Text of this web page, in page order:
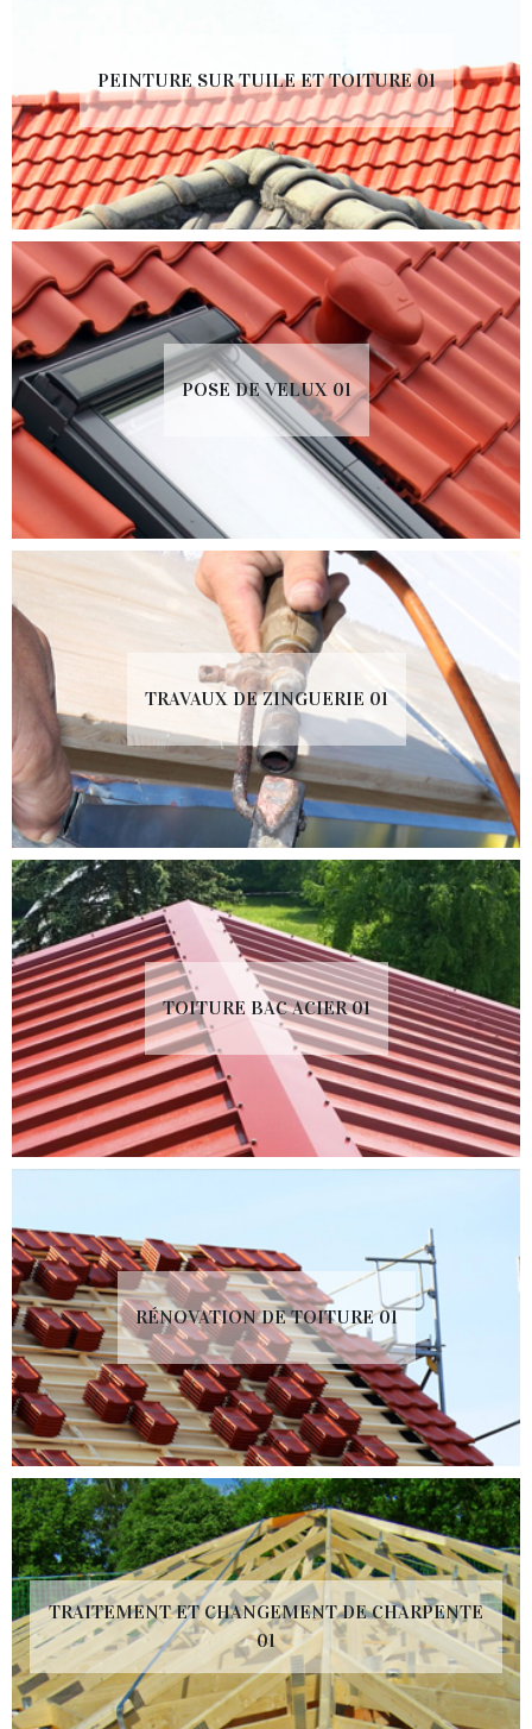
PEINTURE SUR TUILE ET TOITURE 01
POSE DE VELUX 01
TRAVAUX DE ZINGUERIE 01
TOITURE BAC ACIER 01
RÉNOVATION DE TOITURE 01
TRAITEMENT ET CHANGEMENT DE CHARPENTE
01